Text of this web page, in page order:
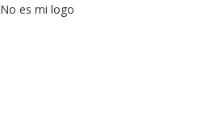
No es mi logo